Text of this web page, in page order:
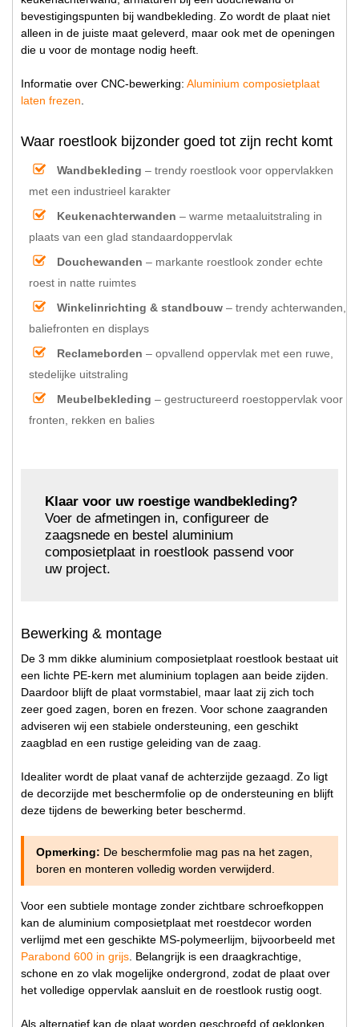
bevestigingspunten bij wandbekleding. Zo wordt de plaat niet
alleen in de juiste maat geleverd, maar ook met de openingen
die u voor de montage nodig heeft.
Informatie over CNC-bewerking: Aluminium composietplaat
laten frezen
Waar roestlook bijzonder goed tot zijn recht komt
Wandbekleding – trendy roestlook voor oppervlakken
met een industrieel karakter
Keukenachterwanden – warme metaaluitstraling in
plaats van een glad standaardoppervlak
Douchewanden – markante roestlook zonder echte
roest in natte ruimtes
Winkelinrichting & standbouw – trendy achterwanden,
baliefronten en displays
Reclameborden – opvallend oppervlak met een ruwe,
stedelijke uitstraling
Meubelbekleding – gestructureerd roestoppervlak voor
fronten, rekken en balies
Klaar voor uw roestige wandbekleding?
Voer de afmetingen in, configureer de
zaagsnede en bestel aluminium
composietplaat in roestlook passend voor
uw project.
Bewerking & montage
De 3 mm dikke aluminium composietplaat roestlook bestaat uit
een lichte PE-kern met aluminium toplagen aan beide zijden.
Daardoor blijft de plaat vormstabiel, maar laat zij zich toch
zeer goed zagen, boren en frezen. Voor schone zaagranden
adviseren wij een stabiele ondersteuning, een geschikt
zaagblad en een rustige geleiding van de zaag.
Idealiter wordt de plaat vanaf de achterzijde gezaagd. Zo ligt
de decorzijde met beschermfolie op de ondersteuning en blijft
deze tijdens de bewerking beter beschermd.
Opmerking: De beschermfolie mag pas na het zagen,
boren en monteren volledig worden verwijderd.
Voor een subtiele montage zonder zichtbare schroefkoppen
kan de aluminium composietplaat met roestdecor worden
verlijmd met een geschikte MS-polymeerlijm, bijvoorbeeld met
Parabond 600 in grijs . Belangrijk is een draagkrachtige,
schone en zo vlak mogelijke ondergrond, zodat de plaat over
het volledige oppervlak aansluit en de roestlook rustig oogt.
Als alternatief kan de plaat worden geschroefd of geklonken.